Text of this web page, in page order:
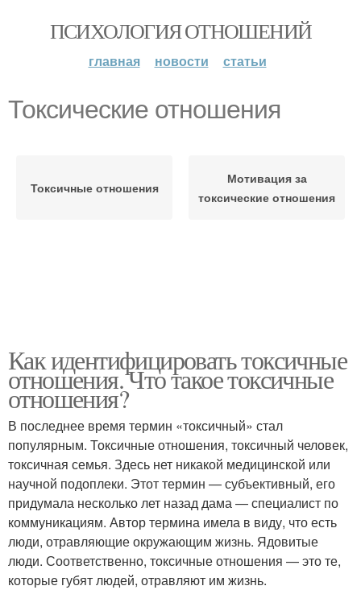
ПСИХОЛОГИЯ ОТНОШЕНИЙ
главная новости статьи
Токсические отношения
Токсичные отношения
Мотивация за
токсические отношения
Как идентифицировать токсичные
отношения. Что такое токсичные
отношения?
В последнее время термин «токсичный» стал
популярным. Токсичные отношения, токсичный человек,
токсичная семья. Здесь нет никакой медицинской или
научной подоплеки. Этот термин — субъективный, его
придумала несколько лет назад дама — специалист по
коммуникациям. Автор термина имела в виду, что есть
люди, отравляющие окружающим жизнь. Ядовитые
люди. Соответственно, токсичные отношения — это те,
которые губят людей, отравляют им жизнь.